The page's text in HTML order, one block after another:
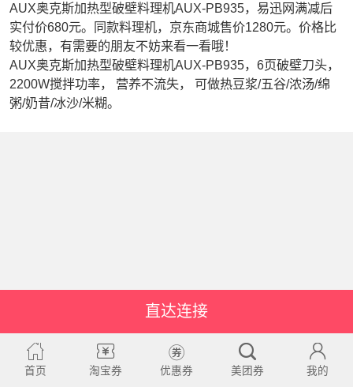
AUX奥克斯加热型破壁料理机AUX-PB935，易迅网满减后
实付价680元。同款料理机，京东商城售价1280元。价格比
较优惠，有需要的朋友不妨来看一看哦！
AUX奥克斯加热型破壁料理机AUX-PB935，6页破壁刀头，
2200W搅拌功率， 营养不流失， 可做热豆浆/五谷/浓汤/绵
粥/奶昔/冰沙/米糊。
直达连接
首页 淘宝券 优惠券 美团券 我的